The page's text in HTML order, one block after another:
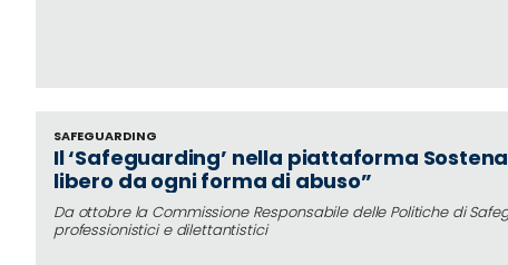
Diritti
Economia
Emergenza
SAFEGUARDING
Il ‘Safeguarding’ nella piattaforma
libero da ogni forma di abuso”
Da ottobre la Commissione Responsabile delle Politiche di
professionistici e dilettantistici